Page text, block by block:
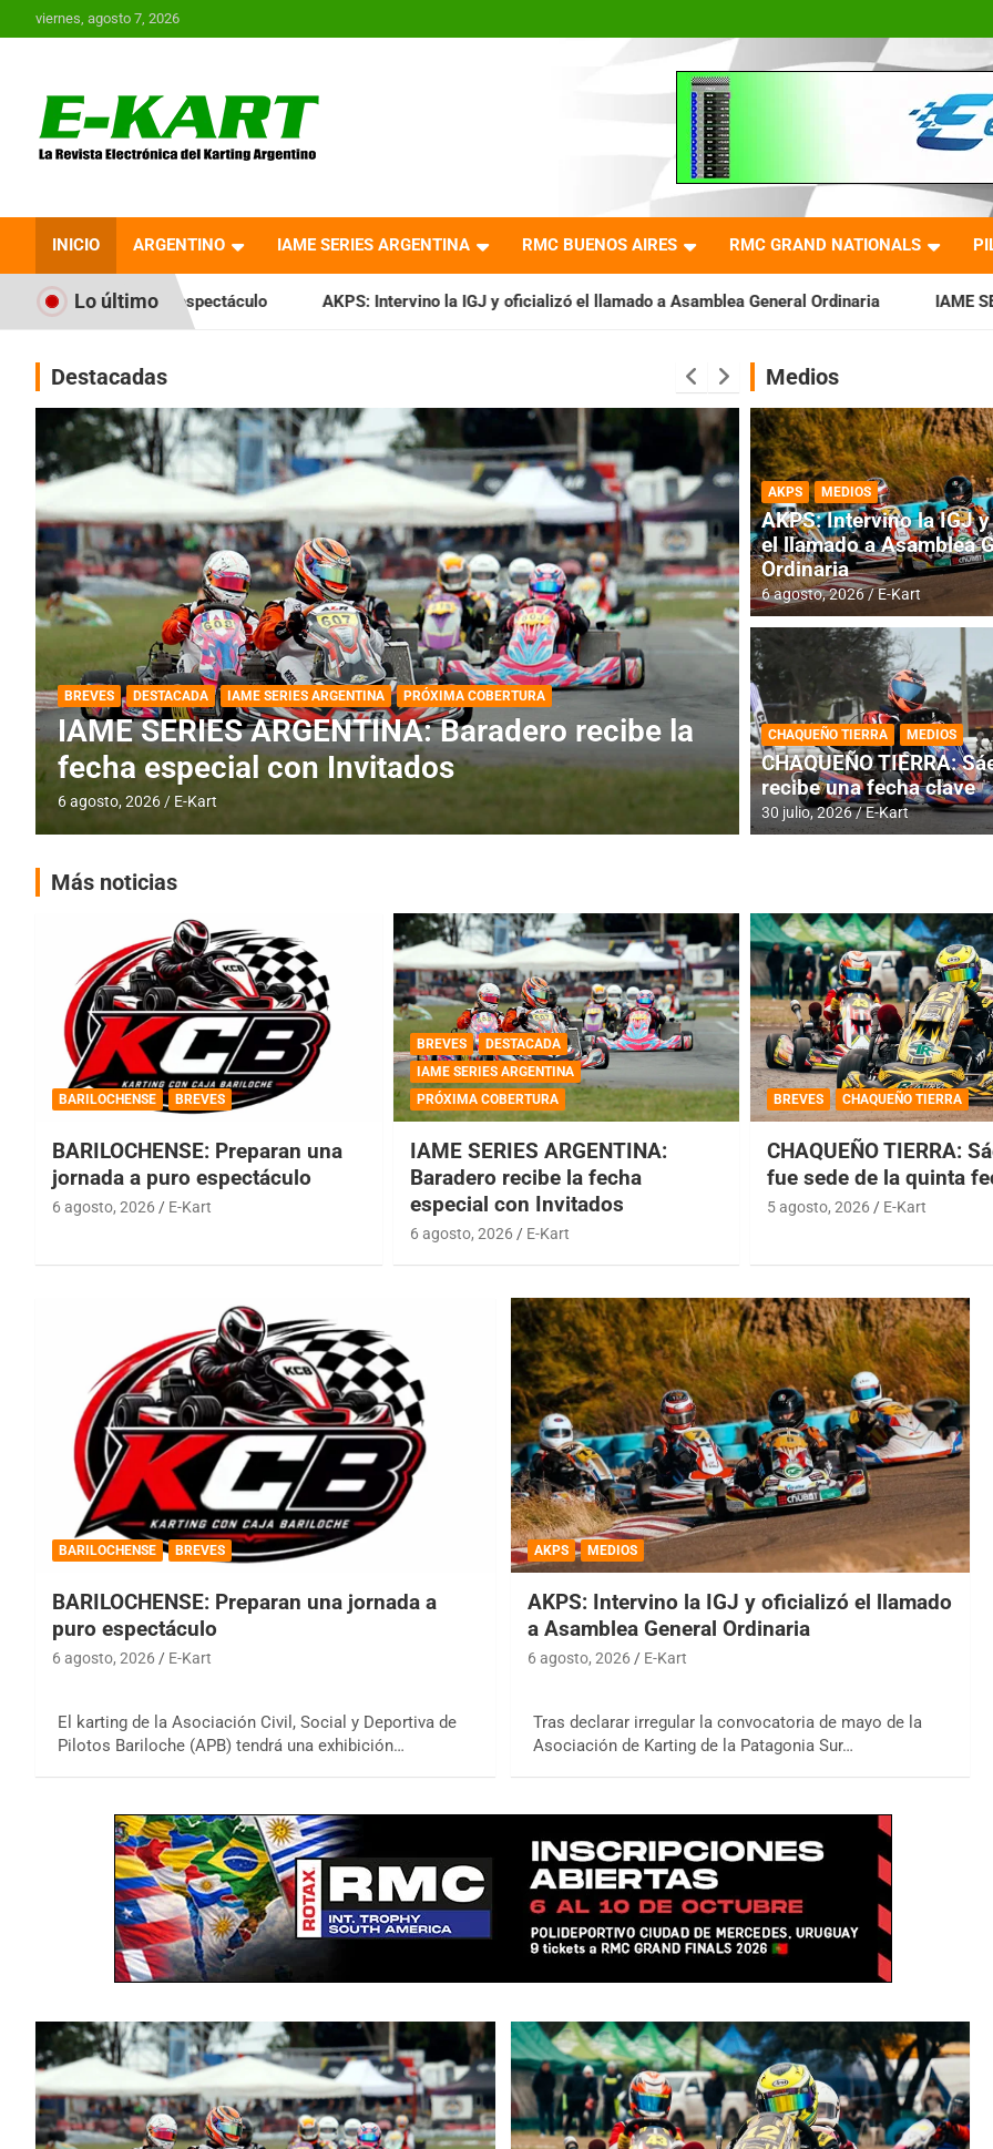
al
viernes, agosto 7, 2026
Revista Electrónica del
Karting en Argentina
INICIO ARGENTINO IAME SERIES ARGENTINA RMC BUENOS AIRES RMC GRAND NATIONALS
Lo últimoAKPS: Intervino la IGJ y oficializó el llamado a Asamblea General Ordinaria IAME SERIES ARGENTINA:
Destacadas
DESTACADA IAME SERIES ARGENTINA
IAME SERIES ARGENTINA: Horarios para la
fecha con Invitados
4 agosto, 2026 E-Kart
DESTACADA INFORME CENTRAL
RMC BUENOS
histórica en
4 agosto, 2026 E-Kart
Medios
AKPS MEDIOS
AKPS: Intervino la IGJ
el llamado a Asamblea
Ordinaria
6 agosto, 2026 E-Kart
CHAQUEÑO TIERRA MEDIOS
CHAQUEÑO TIERRA:
recibe una fecha clave
30 julio, 2026 E-Kart
Más noticias
BARILOCHENSE BREVES
BARILOCHENSE: Preparan una
jornada a puro espectáculo
6 agosto, 2026 E-Kart
BREVES
DESTACADA
IAME SERIES ARGENTINA
PRÓXIMA COBERTURA
IAME SERIES ARGENTINA:
Baradero recibe la fecha
especial con Invitados
6 agosto, 2026 E-Kart
BREVES CHAQUEÑO TIERRA
CHAQUEÑO TIERRA:
fue sede de la quinta
5 agosto, 2026 E-Kart
BARILOCHENSE BREVES
BARILOCHENSE: Preparan una jornada a
puro espectáculo
6 agosto, 2026 E-Kart
El karting de la Asociación Civil, Social y Deportiva de
Pilotos Bariloche (APB) tendrá una exhibición…
AKPS MEDIOS
AKPS: Intervino la IGJ y oficializó el llamado
a Asamblea General Ordinaria
6 agosto, 2026 E-Kart
Tras declarar irregular la convocatoria de mayo de la
Asociación de Karting de la Patagonia Sur…